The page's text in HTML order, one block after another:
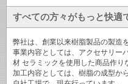
すべての方々がもっと快適
弊社は、創業以来樹脂製品の製造
事業内容としては、アクセサリー
材 セラミックを使用した商品作り
加工内容としては、樹脂の成型か